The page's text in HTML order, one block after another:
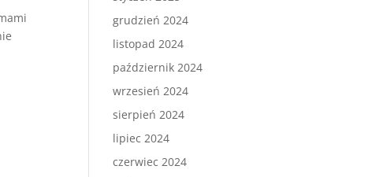
grudzień 2024
listopad 2024
październik 2024
wrzesień 2024
sierpień 2024
lipiec 2024
czerwiec 2024